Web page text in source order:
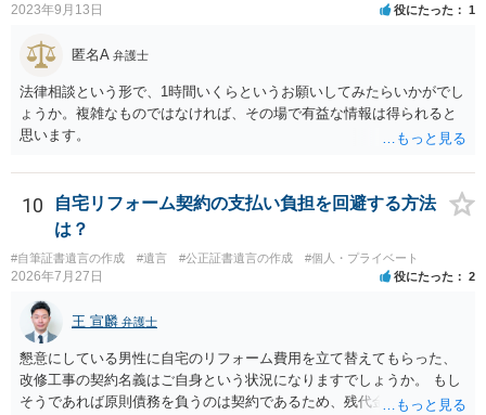
2023年9月13日 役にたった 1
匿名A 弁護士
法律相談という形で、1時間いくらというお願いしてみたらいかがでし
ょうか。複雑なものではなければ、その場で有益な情報は得られると
思います。
10
自宅リフォーム契約の支払い負担を回避する方法
は？
#自筆証書遺言の作成 #遺言 #公正証書遺言の作成 #個人・プライベート
2026年7月27日 役にたった 2
王 宣麟 弁護士
懇意にしている男性に自宅のリフォーム費用を立て替えてもらった、
改修工事の契約名義はご自身という状況になりますでしょうか。 もし
そうであれば原則債務を負うのは契約であるため、残代金を捻出して